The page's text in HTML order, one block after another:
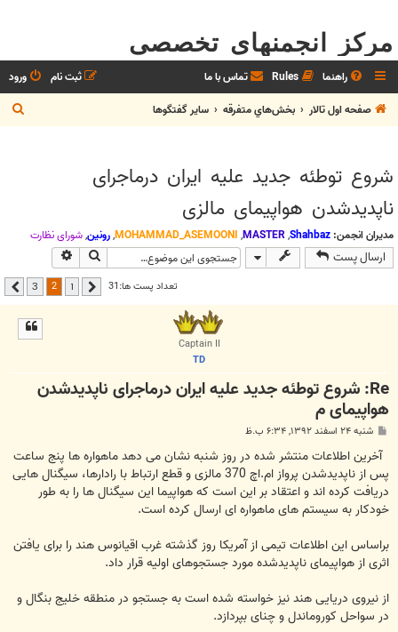
مرکز انجمنهای تخصصی
راهنما Rules تماس با ما ورود
ثبت نام
صفحه اول تالار
بخش‌‌هاي متفرقه ساير گفتگوها
ج
س
شروع توطئه جدید علیه ایران درماجرای
ناپدیدشدن هواپیمای مالزی
مدیران انجمن: Shahbaz
,
MASTER
,
MOHAMMAD_ASEMOONI
,رونین,شوراي نظارت
ارسال پست جستجو
تعداد پست ها:31 قبلی 2
3 بعدی
Captain II
TD
Re: شروع توطئه جدید علیه ایران درماجرای ناپدیدشدن
هواپیمای م
پ
ت
شنبه ۲۴ اسفند ۱۳۹۲, ۶:۳۴ ب.ظ
آخرین اطلاعات منتشر شده در روز شنبه نشان می دهد ماهواره ها پنج ساعت
پس از ناپدیدشدن پرواز ام.اچ 370 مالزی و قطع ارتباط با رادارها، سیگنال هایی
دریافت کرده اند و اعتقاد بر این است که هواپیما این سیگنال ها را به طور
خودکار به سیستم های ماهواره ای ارسال کرده است.
براساس این اطلاعات تیمی از آمریکا روز گذشته غرب اقیانوس هند را برای یافتن
اثری از هواپیمای ناپدیدشده مورد جستجوهای اولیه قرار داد.
از نیروی دریایی هند نیز خواسته شده است به جستجو در منطقه خلیج بنگال و
در سواحل کوروماندل و چنای بپردازد.